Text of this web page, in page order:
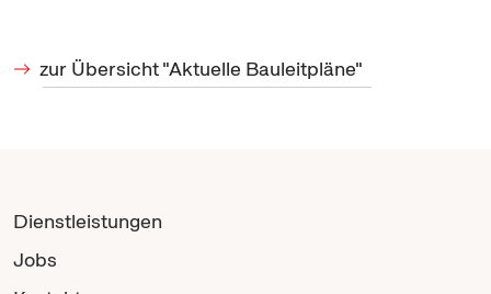
zur Übersicht "Aktuelle Bauleitpläne"
Dienstleistungen
Jobs